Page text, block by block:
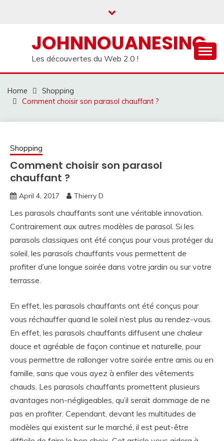
JOHNNOUANESING
Les découvertes du Web 2.0 !
Home
Shopping
Comment choisir son parasol chauffant ?
Shopping
Comment choisir son parasol
chauffant ?
April 4, 2017 Thierry D
Les parasols chauffants sont une véritable innovation.
Contrairement aux autres modèles de parasol. Si les
parasols classiques ont été conçus pour vous protéger du
soleil, les parasols chauffants vous permettent de
profiter d’une longue soirée dans votre jardin ou sur votre
terrasse.
En effet, les parasols chauffants ont été conçus pour
vous réchauffer quand le soleil n’est plus au rendez-vous.
En effet, les parasols chauffants diffusent une chaleur
douce et agréable de façon continue et naturelle, pour
vous permettre de rallonger votre soirée entre amis ou en
famille, sans que vous ayez à enfiler des vêtements
chauds. Les parasols chauffants promettent plusieurs
avantages non-négligeables, qu’il serait dommage de ne
pas en profiter. Cependant, devant les multitudes de
modèles qui existent sur le marché, il est peut-être